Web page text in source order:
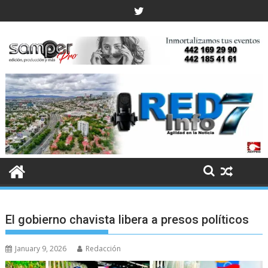
to
El gobierno chavista libera a presos políticos
January 9, 2026 Redacción